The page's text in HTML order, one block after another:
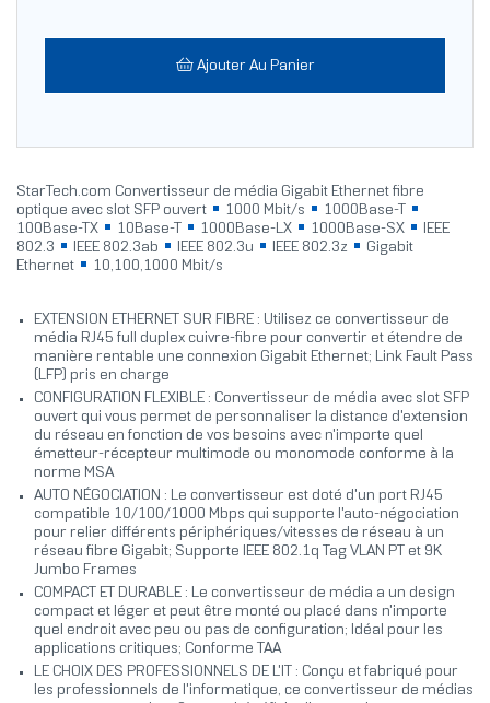
Ajouter Au Panier
StarTech.com Convertisseur de média Gigabit Ethernet fibre
optique avec slot SFP ouvert
1000 Mbit/s
1000Base-T
100Base-TX
10Base-T 1000Base-LX 1000Base-SX
IEEE
802.3
IEEE 802.3ab IEEE 802.3u IEEE 802.3z
Gigabit
Ethernet
10,100,1000 Mbit/s
EXTENSION ETHERNET SUR FIBRE : Utilisez ce convertisseur de
média RJ45 full duplex cuivre-fibre pour convertir et étendre de
manière rentable une connexion Gigabit Ethernet; Link Fault Pass
(LFP) pris en charge
CONFIGURATION FLEXIBLE : Convertisseur de média avec slot SFP
ouvert qui vous permet de personnaliser la distance d'extension
du réseau en fonction de vos besoins avec n'importe quel
émetteur-récepteur multimode ou monomode conforme à la
norme MSA
AUTO NÉGOCIATION : Le convertisseur est doté d'un port RJ45
compatible 10/100/1000 Mbps qui supporte l'auto-négociation
pour relier différents périphériques/vitesses de réseau à un
réseau fibre Gigabit; Supporte IEEE 802.1q Tag VLAN PT et 9K
Jumbo Frames
COMPACT ET DURABLE : Le convertisseur de média a un design
compact et léger et peut être monté ou placé dans n'importe
quel endroit avec peu ou pas de configuration; Idéal pour les
applications critiques; Conforme TAA
LE CHOIX DES PROFESSIONNELS DE L'IT : Conçu et fabriqué pour
les professionnels de l'informatique, ce convertisseur de médias